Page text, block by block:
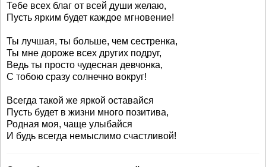
Тебе всех благ от всей души желаю,
Пусть ярким будет каждое мгновение!
Ты лучшая, ты больше, чем сестренка,
Ты мне дороже всех других подруг,
Ведь ты просто чудесная девчонка,
С тобою сразу солнечно вокруг!
Всегда такой же яркой оставайся
Пусть будет в жизни много позитива,
Родная моя, чаще улыбайся
И будь всегда немыслимо счастливой!